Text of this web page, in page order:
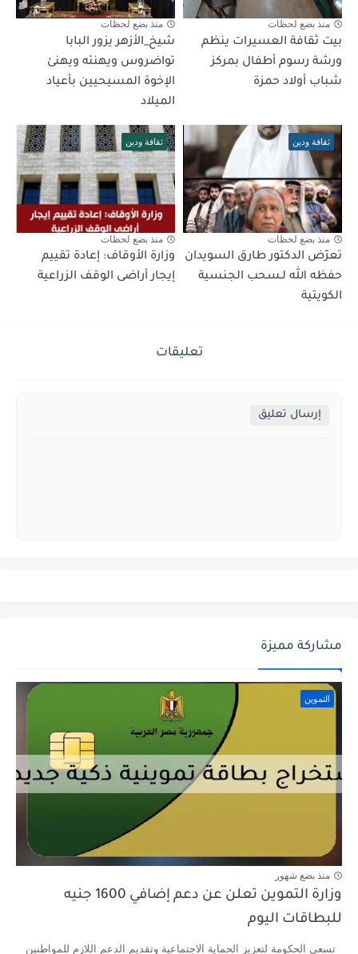
منذ بضع لحظات
بيت ثقافة العسيرات ينظم
ورشة رسوم أطفال بمركز
شباب أولاد حمزة
منذ بضع لحظات
شيخ_الأزهر يزور البابا
تواضروس ويهنئه ويهنئ
الإخوة المسيحيين بأعياد
الميلاد
ثقافة ودين
منذ بضع لحظات
تعرّض الدكتور طارق السويدان
حفظه الله لـسحب الجنسية
الكويتية
ثقافة ودين
منذ بضع لحظات
وزارة الأوقاف: إعادة تقييم
إيجار أراضى الوقف الزراعية
تعليقات
إرسال تعليق
مشاركة مميزة
التموين
منذ بضع شهور
وزارة التموين تعلن عن دعم إضافي 1600 جنيه
للبطاقات اليوم
تسعى الحكومة لتعزيز الحماية الاجتماعية وتقديم الدعم اللازم للمواطنين